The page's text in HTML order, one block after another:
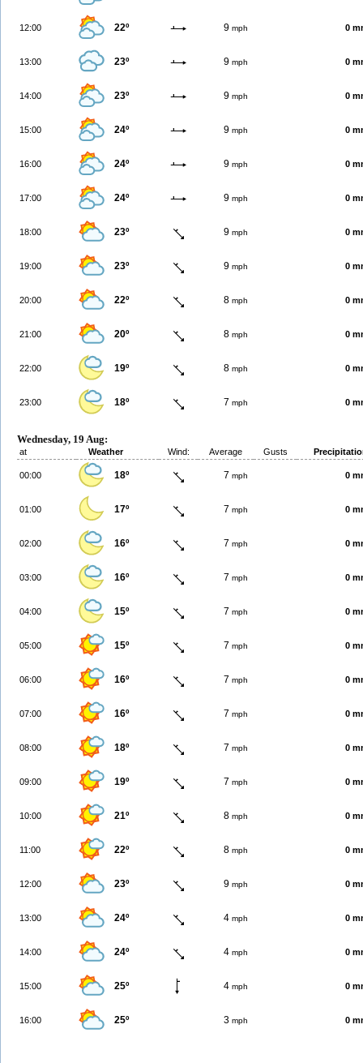
12:00 22º 9 mph 0
13:00 23º 9 mph 0
14:00 23º 9 mph 0
15:00 24º 9 mph 0
16:00 24º 9 mph 0
17:00 24º 9 mph 0
18:00 23º 9 mph 0
19:00 23º 9 mph 0
20:00 22º 8 mph 0
21:00 20º 8 mph 0
22:00 19º 8 mph 0
23:00 18º 7 mph 0
Wednesday, 19 Aug:
at Weather Wind: Average Gusts
00:00 18º 7 mph 0
01:00 17º 7 mph 0
02:00 16º 7 mph 0
03:00 16º 7 mph 0
04:00 15º 7 mph 0
05:00 15º 7 mph 0
06:00 16º 7 mph 0
07:00 16º 7 mph 0
08:00 18º 7 mph 0
09:00 19º 7 mph 0
10:00 21º 8 mph 0
11:00 22º 8 mph 0
12:00 23º 9 mph 0
13:00 24º 4 mph 0
14:00 24º 4 mph 0
15:00 25º 4 mph 0
16:00 25º 3 mph 0